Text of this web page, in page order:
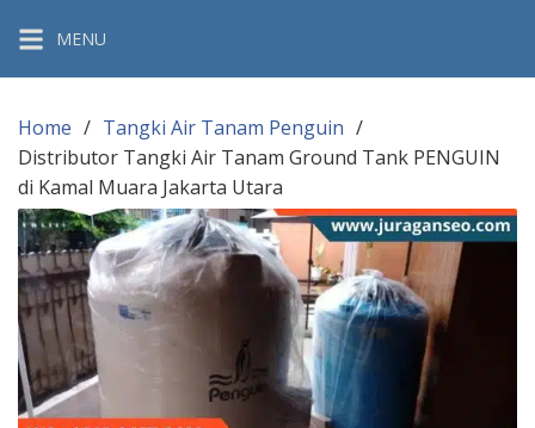
content
MENU
Home
Tangki Air Tanam Penguin
Distributor Tangki Air Tanam Ground Tank PENGUIN
di Kamal Muara Jakarta Utara